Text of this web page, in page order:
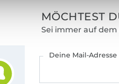
MÖCHTEST
Sei immer auf
Deine Mail-Adresse